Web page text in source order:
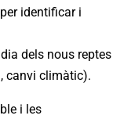
per identificar i
dels nous reptes
canvi climàtic).
i les